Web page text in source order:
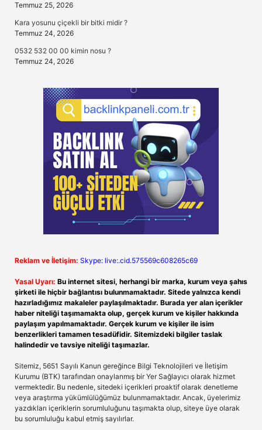
Temmuz 25, 2026
Kara yosunu çiçekli bir bitki midir ?
Temmuz 24, 2026
0532 532 00 00 kimin nosu ?
Temmuz 24, 2026
Reklam ve İletişim: Skype: live:.cid.575569c608265c69
Yasal Uyarı: Bu internet sitesi, herhangi bir marka, kurum veya şahıs
şirketi ile hiçbir bağlantısı bulunmamaktadır. Sitede yalnızca kendi
hazırladığımız makaleler paylaşılmaktadır. Burada yer alan içerikler
haber niteliği taşımamakta olup, gerçek kurum ve kişiler hakkında
paylaşım yapılmamaktadır. Gerçek kurum ve kişiler ile isim
benzerlikleri tamamen tesadüfidir. Sitemizdeki bilgiler taslak
halindedir ve tavsiye niteliği taşımazlar.
Sitemiz, 5651 Sayılı Kanun gereğince Bilgi Teknolojileri ve İletişim
Kurumu (BTK) tarafından onaylanmış bir Yer Sağlayıcı olarak hizmet
vermektedir. Bu nedenle, sitedeki içerikleri proaktif olarak denetleme
veya araştırma yükümlülüğümüz bulunmamaktadır. Ancak, üyelerimiz
yazdıkları içeriklerin sorumluluğunu taşımakta olup, siteye üye olarak
bu sorumluluğu kabul etmiş sayılırlar.